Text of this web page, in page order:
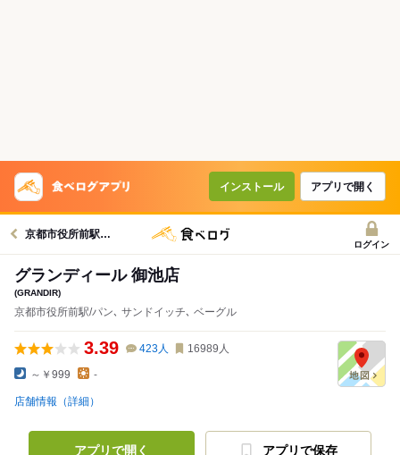
インストール アプリで開く
京都市役所前駅グルメへ
ログイン
グランディール 御池店
(GRANDIR)
京都市役所前駅/パン､ サンドイッチ､ ベーグル
3.39 423人 16989 人
～￥999 -
店舗情報（詳細）
アプリで開く アプリで保存